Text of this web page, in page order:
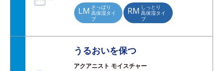
LM さっぱり
高保湿タイ
プ
RM しっとり
高保湿タイ
プ
うるおいを保つ
アクアニスト モイスチャー